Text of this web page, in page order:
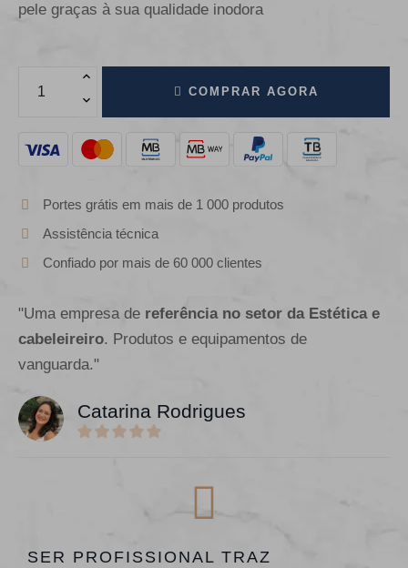
pele graças à sua qualidade inodora
COMPRAR AGORA
Portes grátis em mais de 1 000 produtos
Assistência técnica
Confiado por mais de 60 000 clientes
"Uma empresa de referência no setor da Estética e
cabeleireiro. Produtos e equipamentos de
vanguarda."
Catarina Rodrigues
SER PROFISSIONAL TRAZ